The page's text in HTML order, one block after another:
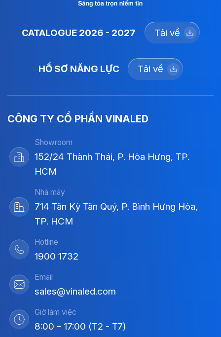
CATALOGUE 2026 - 2027 Tải về
HỒ SƠ NĂNG LỰC Tải về
CÔNG TY CỔ PHẦN VINALED
Showroom
152/24 Thành Thái, P. Hòa Hưng, TP.
HCM
Nhà máy
714 Tân Kỳ Tân Quý, P. Bình Hưng Hòa,
TP. HCM
Hotline
1900 1732
Email
sales@vinaled.com
Giờ làm việc
8:00 – 17:00 (T2 - T7)